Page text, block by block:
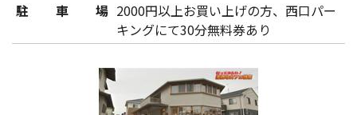
駐車場 2000円以上お買い上げの方、西口パー
キングにて30分無料券あり